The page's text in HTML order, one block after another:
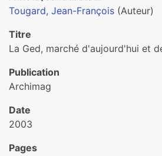
Tougard, Jean-François (Auteur)
Titre
La Ged, marché d'aujourd'hui et
Publication
Archimag
Date
2003
Pages